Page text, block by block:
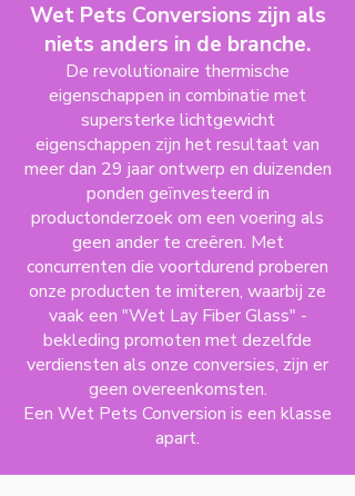
Wet Pets Conversions zijn als
niets anders in de branche.
De revolutionaire thermische
eigenschappen in combinatie met
supersterke lichtgewicht
eigenschappen zijn het resultaat van
meer dan 29 jaar ontwerp en duizenden
ponden geïnvesteerd in
productonderzoek om een voering als
geen ander te creëren. Met
concurrenten die voortdurend proberen
onze producten te imiteren, waarbij ze
vaak een "Wet Lay Fiber Glass" -
bekleding promoten met dezelfde
verdiensten als onze conversies, zijn er
geen overeenkomsten.
Een Wet Pets Conversion is een klasse
apart.